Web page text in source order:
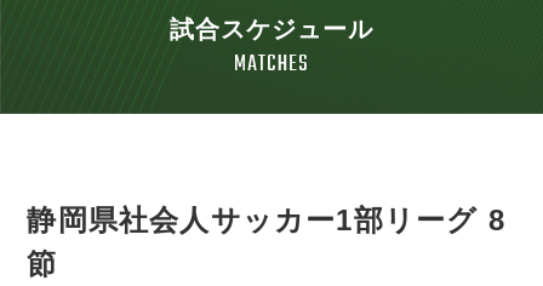
試合スケジュール
MATCHES
静岡県社会人サッカー1部リーグ 8
節